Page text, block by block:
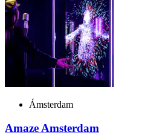
Ámsterdam
Amaze Amsterdam